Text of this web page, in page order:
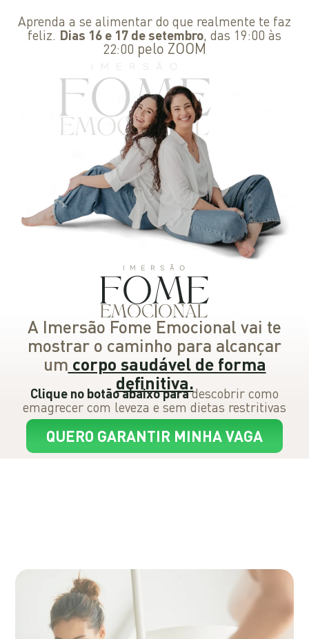
Aprenda a se alimentar do que realmente te faz
feliz. Dias 16 e 17 de setembro, das 19:00 às
22:00 pelo ZOOM
A Imersão Fome Emocional vai te
mostrar o caminho para alcançar
um corpo saudável de forma
definitiva.
Clique no botão abaixo paradescobrir como
emagrecer com leveza e sem dietas restritivas​
QUERO GARANTIR MINHA VAGA